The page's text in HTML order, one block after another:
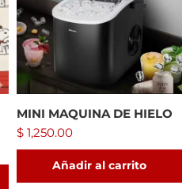
MINI MAQUINA DE HIELO
$ 1,250.00
Añadir al carrito